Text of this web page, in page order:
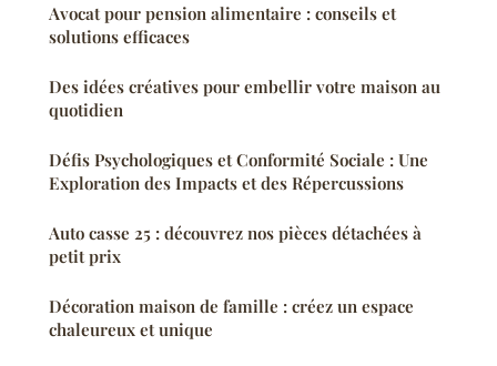
Avocat pour pension alimentaire : conseils et
solutions efficaces
Des idées créatives pour embellir votre maison au
quotidien
Défis Psychologiques et Conformité Sociale : Une
Exploration des Impacts et des Répercussions
Auto casse 25 : découvrez nos pièces détachées à
petit prix
Décoration maison de famille : créez un espace
chaleureux et unique